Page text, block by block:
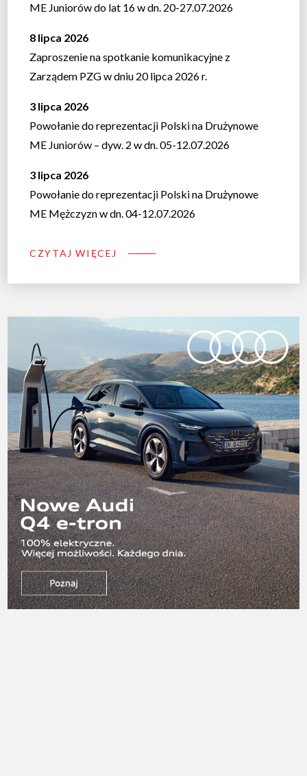
ME Juniorów do lat 16 w dn. 20-27.07.2026
8 lipca 2026
Zaproszenie na spotkanie komunikacyjne z
Zarządem PZG w dniu 20 lipca 2026 r.
3 lipca 2026
Powołanie do reprezentacji Polski na Drużynowe
ME Juniorów – dyw. 2 w dn. 05-12.07.2026
3 lipca 2026
Powołanie do reprezentacji Polski na Drużynowe
ME Mężczyzn w dn. 04-12.07.2026
CZYTAJ WIĘCEJ